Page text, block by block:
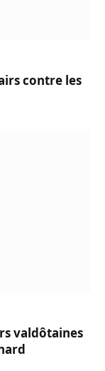
contre les
valdôtaines